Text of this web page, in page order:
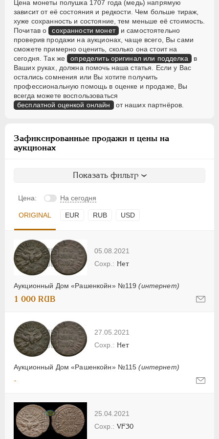
Цена монеты полушка 1707 года (медь) напрямую
зависит от её состояния и редкости. Чем больше тираж,
хуже сохранность и состояние, тем меньше её стоимость.
Почитав о сохранности монет и самостоятельно
проверив продажи на аукционах, чаще всего, Вы сами
сможете примерно оценить, сколько она стоит на
сегодня. Так же определить оригинал или подделка в
Ваших руках, должна помочь наша статья. Если у Вас
остались сомнения или Вы хотите получить
профессиональную помощь в оценке и продаже, Вы
всегда можете воспользоваться
бесплатной оценкой онлайн от наших партнёров.
Зафиксированные продажи и цены на
аукционах
Показать фильтр
Цена: На сегодня
ORIGINAL EUR RUB USD
05.08.2021
Аукционный Дом «Рашенкойн» №119(интернет)
Нет
1 000 RUB
27.05.2021
Аукционный Дом «Рашенкойн» №115(интернет)
Нет
-
25.04.2021
VF30